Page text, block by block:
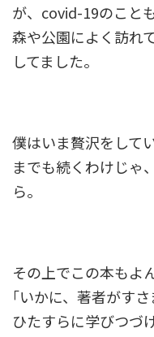
が、covid-19のこと
森や公園によく訪れ
してました。
僕はいま贅沢をして
までも続くわけじゃ
ら。
その上でこの本もよ
｢いかに、著者がす
ひたすらに学びつづ